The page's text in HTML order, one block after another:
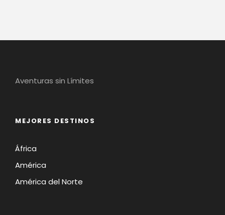
Aventuras sin Límites
MEJORES DESTINOS
África
América
América del Norte